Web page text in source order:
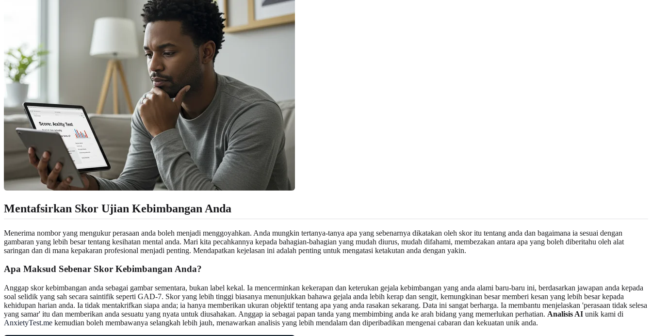
Mentafsirkan Skor Ujian Kebimbangan Anda
Menerima nombor yang mengukur perasaan anda boleh menjadi menggoyahkan. Anda mungkin tertanya-tanya apa yang sebenarnya dikatakan oleh skor itu tentang anda dan bagaimana ia sesuai dengan
gambaran yang lebih besar tentang kesihatan mental anda. Mari kita pecahkannya kepada bahagian-bahagian yang mudah diurus, mudah difahami, membezakan antara apa yang boleh diberitahu oleh alat
saringan dan di mana kepakaran profesional menjadi penting. Mendapatkan kejelasan ini adalah penting untuk mengatasi ketakutan anda dengan yakin.
Apa Maksud Sebenar Skor KebimbanganAnda?
Anggap skor kebimbangan anda sebagai gambar sementara, bukan label kekal. Ia mencerminkan kekerapan dan keterukan gejala kebimbangan yang anda alami baru-baru ini, berdasarkan jawapan anda kepada
soal selidik yang sah secara saintifik seperti GAD-7. Skor yang lebih tinggi biasanya menunjukkan bahawa gejala anda lebih kerap dan sengit, kemungkinan besar memberi kesan yang lebih besar kepada
kehidupan harian anda. Ia tidak mentakrifkan siapa anda; ia hanya memberikan ukuran objektif tentang apa yang anda rasakan sekarang. Data ini sangat berharga. Ia membantu menjelaskan 'perasaan tidak selesa
yang samar' itu dan memberikan anda sesuatu yang nyata untuk diusahakan. Anggap ia sebagai papan tanda yang membimbing anda ke arah bidang yang memerlukan perhatian. Analisis AI unik kami di
AnxietyTest.me kemudian boleh membawanya selangkah lebih jauh, menawarkan analisis yang lebih mendalam dan diperibadikan mengenai cabaran dan kekuatan unik anda.